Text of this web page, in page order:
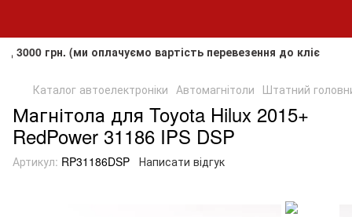
(ми оплачуємо вартість перевезення до клієнта, але
Каталог автоелектроніки Автомагнітоли Штатний
Магнітола для Toyota Hilux 2015+
RedPower 31186 IPS DSP
Артикул: RP31186DSP Написати відгук